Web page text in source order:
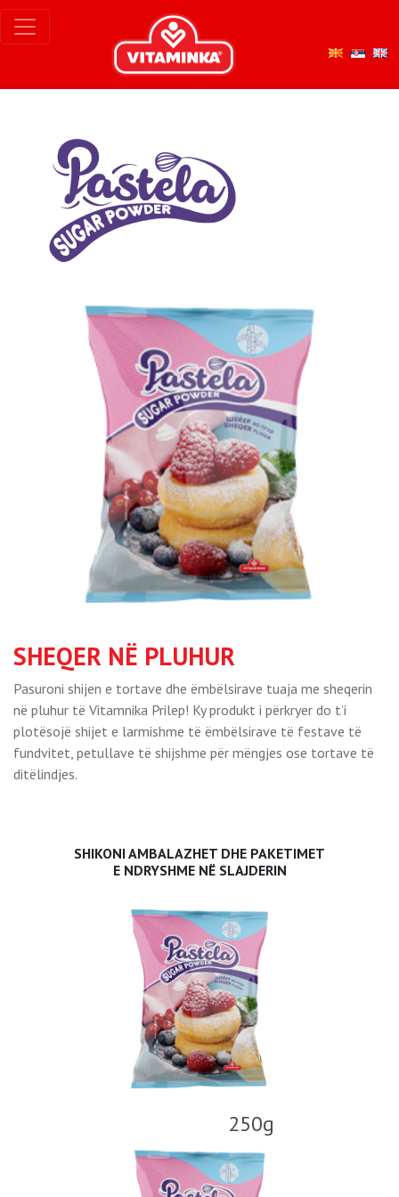
SHEQER NË PLUHUR
Pasuroni shijen e tortave dhe ëmbëlsirave tuaja me sheqerin
në pluhur të Vitamnika Prilep! Ky produkt i përkryer do t’i
plotësojë shijet e larmishme të ëmbëlsirave të festave të
fundvitet, petullave të shijshme për mëngjes ose tortave të
ditëlindjes.
SHIKONI AMBALAZHET DHE PAKETIMET
E NDRYSHME NË SLAJDERIN
250g